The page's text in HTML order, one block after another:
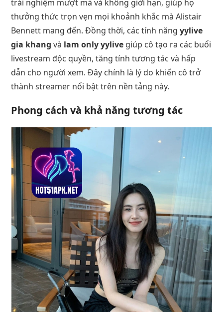
trải nghiệm mượt mà và không giới hạn, giúp họ
thưởng thức trọn vẹn mọi khoảnh khắc mà Alistair
Bennett mang đến. Đồng thời, các tính năngyylive
gia khang và lam only yylive giúp cô tạo ra các buổi
livestream độc quyền, tăng tính tương tác và hấp
dẫn cho người xem. Đây chính là lý do khiến cô trở
thành streamer nổi bật trên nền tảng này.
Phong cách và khả năng tương tác